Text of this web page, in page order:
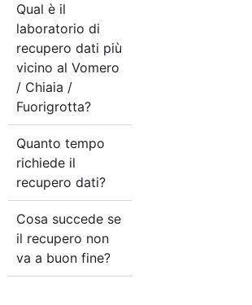
Qual è il
laboratorio di
recupero dati più
vicino al Vomero
/ Chiaia /
Fuorigrotta?
Quanto tempo
richiede il
recupero dati?
Cosa succede se
il recupero non
va a buon fine?